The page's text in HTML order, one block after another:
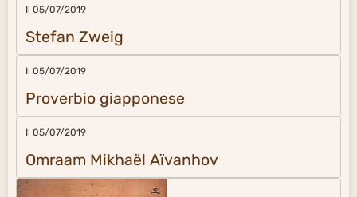
Il 05/07/2019
Stefan Zweig
Il 05/07/2019
Proverbio giapponese
Il 05/07/2019
Omraam Mikhaël Aïvanhov